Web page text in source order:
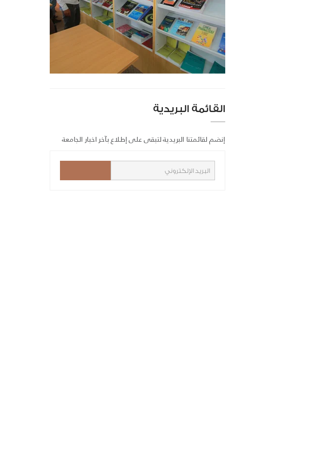
القائمة البريدية
إنضم لقائمتنا البريدية لتبقى على إطلاع بآخر اخبار الجامعة